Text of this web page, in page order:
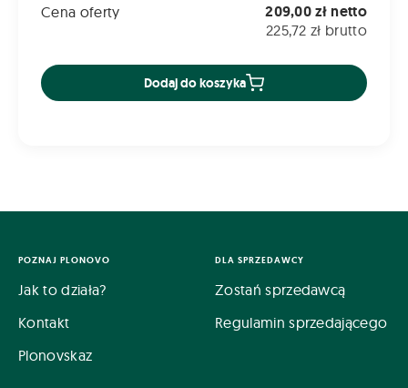
Cena oferty 209,00 zł netto
225,72 zł brutto
Dodaj do koszyka
POZNAJ PLONOVO
Jak to działa?
Kontakt
Plonovskaz
DLA SPRZEDAWCY
Zostań sprzedawcą
Regulamin sprzedającego